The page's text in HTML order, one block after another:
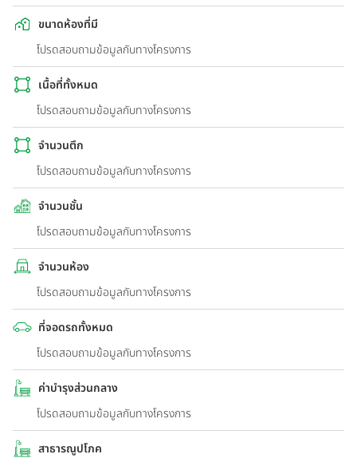
ขนาดห้องที่มี
โปรดสอบถามข้อมูลกับทางโครงการ
เนื้อที่ทั้งหมด
โปรดสอบถามข้อมูลกับทางโครงการ
จำนวนตึก
โปรดสอบถามข้อมูลกับทางโครงการ
จำนวนชั้น
โปรดสอบถามข้อมูลกับทางโครงการ
จำนวนห้อง
โปรดสอบถามข้อมูลกับทางโครงการ
ที่จอดรถทั้งหมด
โปรดสอบถามข้อมูลกับทางโครงการ
ค่าบำรุงส่วนกลาง
โปรดสอบถามข้อมูลกับทางโครงการ
สาธารณูปโภค